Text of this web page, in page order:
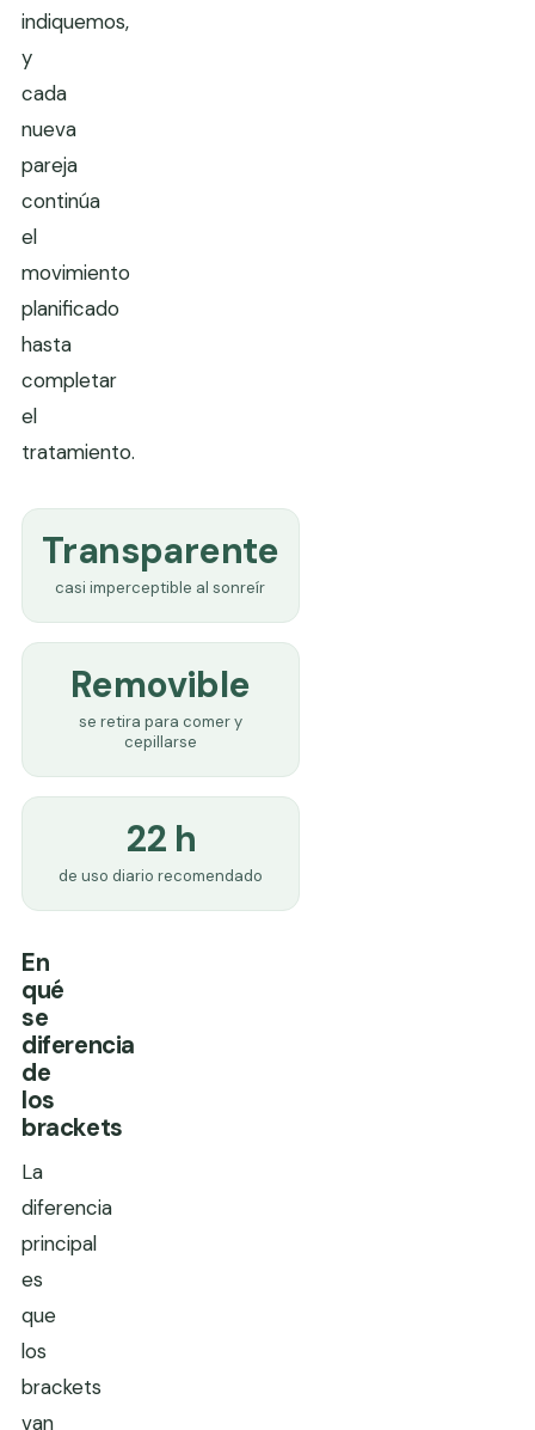
indiquemos,
y
cada
nueva
pareja
continúa
el
movimiento
planificado
hasta
completar
el
tratamiento.
Transparente
casi imperceptible al sonreír
Removible
se retira para comer y
cepillarse
22 h
de uso diario recomendado
En
qué
se
diferencia
de
los
brackets
La
diferencia
principal
es
que
los
brackets
van